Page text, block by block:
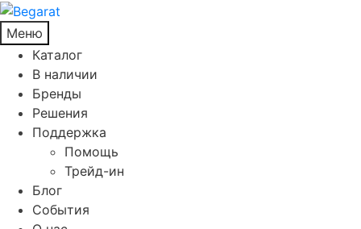
Меню
Каталог
В наличии
Бренды
Решения
Поддержка
Помощь
Трейд-ин
Блог
События